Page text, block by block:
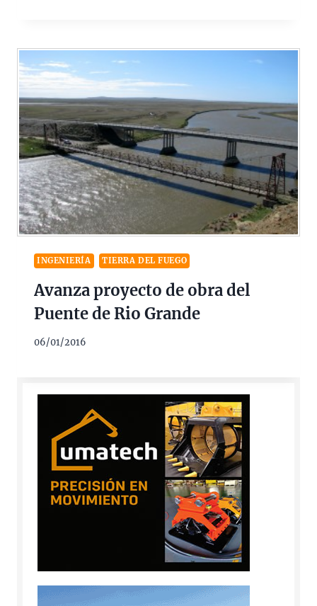
INGENIERÍA TIERRA DEL FUEGO
Avanza proyecto de obra del
Puente de Rio Grande
06/01/2016